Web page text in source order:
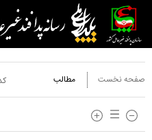
صفحه نخست مطالب